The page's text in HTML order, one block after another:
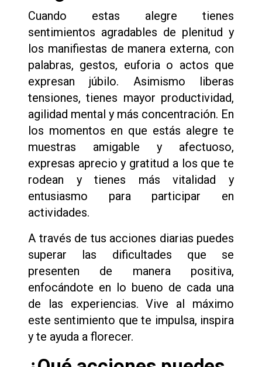
Cuando estas alegre tienes
sentimientos agradables de plenitud y
los manifiestas de manera externa, con
palabras, gestos, euforia o actos que
expresan júbilo. Asimismo liberas
tensiones, tienes mayor productividad,
agilidad mental y más concentración. En
los momentos en que estás alegre te
muestras amigable y afectuoso,
expresas aprecio y gratitud a los que te
rodean y tienes más vitalidad y
entusiasmo para participar en
actividades.
A través de tus acciones diarias puedes
superar las dificultades que se
presenten de manera positiva,
enfocándote en lo bueno de cada una
de las experiencias. Vive al máximo
este sentimiento que te impulsa, inspira
y te ayuda a florecer.